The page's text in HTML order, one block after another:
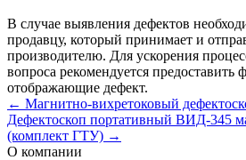
В случае выявления дефектов
продавцу, который принимает и
производителю. Для ускорения
вопроса рекомендуется предоставить
отображающие дефект.
← Магнитно-вихретоковый
Дефектоскоп портативный ВИД-345
(комплект ГТУ) →
О компании